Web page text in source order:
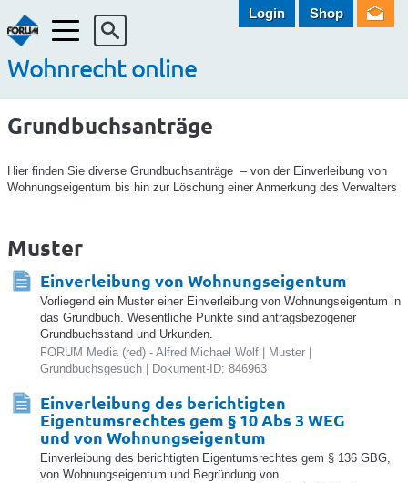
Menü
Wohnrecht online
Login Shop
Grundbuchsanträge
Hier finden Sie diverse Grundbuchsanträge – von der Einverleibung von
Wohnungseigentum bis hin zur Löschung einer Anmerkung des Verwalters
Muster
Einverleibung von Wohnungseigentum
Vorliegend ein Muster einer Einverleibung von Wohnungseigentum in
das Grundbuch. Wesentliche Punkte sind antragsbezogener
Grundbuchsstand und Urkunden.
FORUM Media (red) - Alfred Michael Wolf | Muster |
Grundbuchsgesuch | Dokument-ID: 846963
Einverleibung des berichtigten
Eigentumsrechtes gem § 10 Abs 3 WEG
und von Wohnungseigentum
Einverleibung des berichtigten Eigentumsrechtes gem § 136 GBG,
von Wohnungseigentum und Begründung von